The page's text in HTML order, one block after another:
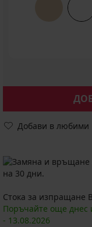
Добави в любими
на 30 дни.
Стока за изпращане
Поръчайте още днес
- 13.08.2026